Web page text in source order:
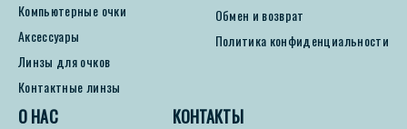
Компьютерные очки
Аксессуары
Линзы для очков
Контактные линзы
Обмен и возврат
Политика конфиденциальности
О НАС КОНТАКТЫ